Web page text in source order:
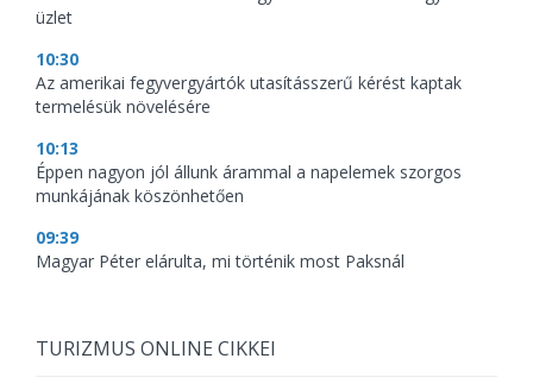
üzlet
10:30
Az amerikai fegyvergyártók utasításszerű kérést kaptak
termelésük növelésére
10:13
Éppen nagyon jól állunk árammal a napelemek szorgos
munkájának köszönhetően
09:39
Magyar Péter elárulta, mi történik most Paksnál
TURIZMUS ONLINE CIKKEI